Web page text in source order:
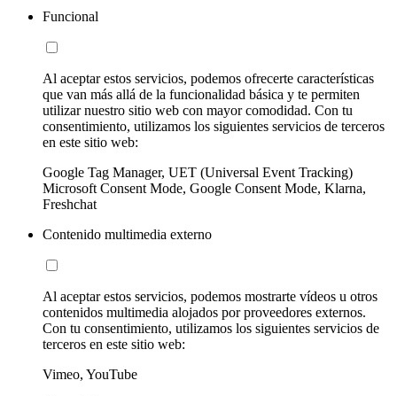
Funcional
Al aceptar estos servicios, podemos ofrecerte características
que van más allá de la funcionalidad básica y te permiten
utilizar nuestro sitio web con mayor comodidad. Con tu
consentimiento, utilizamos los siguientes servicios de terceros
en este sitio web:
Google Tag Manager, UET (Universal Event Tracking)
Microsoft Consent Mode, Google Consent Mode, Klarna,
Freshchat
Contenido multimedia externo
Al aceptar estos servicios, podemos mostrarte vídeos u otros
contenidos multimedia alojados por proveedores externos.
Con tu consentimiento, utilizamos los siguientes servicios de
terceros en este sitio web:
Vimeo, YouTube